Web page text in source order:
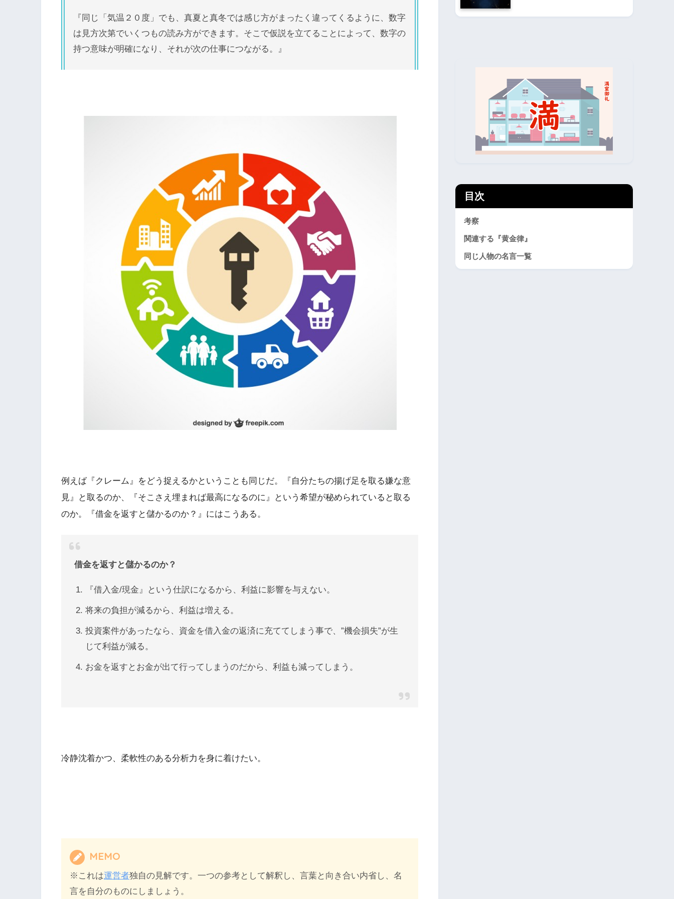
『同じ「気温２０度」でも、真夏と真冬では感じ方がまったく違ってくるように、数字
は見方次第でいくつもの読み方ができます。そこで仮説を立てることによって、数字の
持つ意味が明確になり、それが次の仕事につながる。』
例えば『クレーム』をどう捉えるかということも同じだ。『自分たちの揚げ足を取る嫌な意
見』と取るのか、『そこさえ埋まれば最高になるのに』という希望が秘められていると取る
のか。『借金を返すと儲かるのか？』にはこうある。
借金を返すと儲かるのか？
『借入金/現金』という仕訳になるから、利益に影響を与えない。
将来の負担が減るから、利益は増える。
投資案件があったなら、資金を借入金の返済に充ててしまう事で、”機会損失”が生
じて利益が減る。
お金を返すとお金が出て行ってしまうのだから、利益も減ってしまう。
冷静沈着かつ、柔軟性のある分析力を身に着けたい。
MEMO
※これは運営者独自の見解です。一つの参考として解釈し、言葉と向き合い内省し、名
言を自分のものにしましょう。
目次
考察
関連する『黄金律』
同じ人物の名言一覧